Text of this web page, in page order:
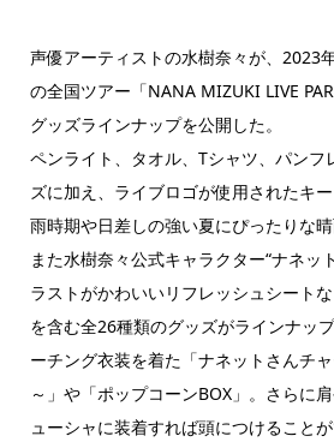
声優アーティストの水樹奈々が、2023
の全国ツアー「NANA MIZUKI LIVE
グッズラインナップを公開した。
ペンライト、タオル、Tシャツ、パンフ
ズに加え、ライブロゴが使用されたキ
雨時期や日差しの強い夏にぴったりな晴
また水樹奈々公式キャラクター“ナネッ
ラストがかわいいリフレッシュシート
を含む全26種類のグッズがラインナッ
ーチング衣装を着た「ナネットさんチ
～」や「ポップコーンBOX」。さらに
ューシャに装着すれば頭につけること